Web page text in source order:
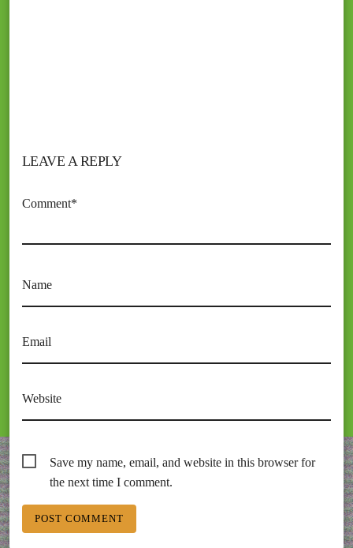
LEAVE A REPLY
Comment*
Name
Email
Website
Save my name, email, and website in this browser for
the next time I comment.